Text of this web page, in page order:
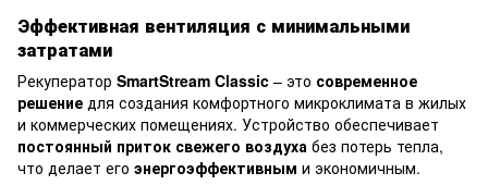
Эффективная вентиляция с минимальными
затратами
Рекуператор SmartStream Classic – это современное
решение для создания комфортного микроклимата в жилых
и коммерческих помещениях. Устройство обеспечивает
постоянный приток свежего воздуха без потерь тепла,
что делает его энергоэффективным и экономичным.